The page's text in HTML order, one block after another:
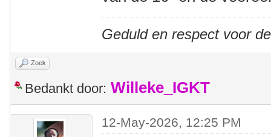
Geduld en respect voor
Zoek
Bedankt door: Willeke_IGKT
12-May-2026, 12:25 PM